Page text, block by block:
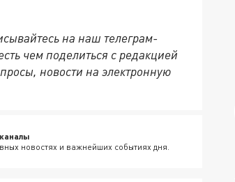
на наш телеграм-
чем поделиться с редакцией
новости на электронную
новостях и важнейших событиях дня.